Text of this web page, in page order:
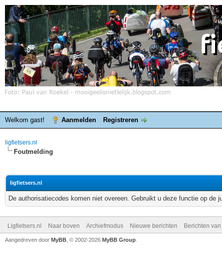
Welkom gast! Aanmelden Registreren
ligfietsers.nl
Foutmelding
ligfietsers.nl
De authorisatiecodes komen niet overeen. Gebruikt u deze functie op de
Ligfietsers.nl Naar boven Archiefmodus Nieuwe berichten Berichten
Aangedreven door MyBB , © 2002-2026 MyBB Group